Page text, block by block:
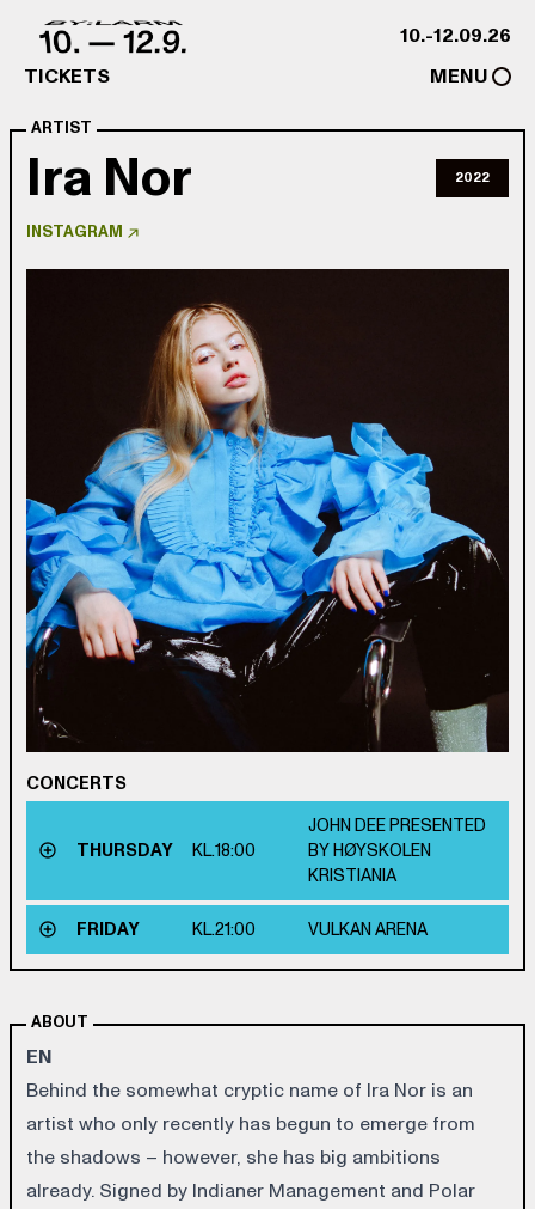
10.-12.09.26
TICKETS
MENU
ARTIST
Ira Nor 2022
INSTAGRAM
CONCERTS
THURSDAY KL.18:00
JOHN DEE PRESENTED
BY HØYSKOLEN
KRISTIANIA
FRIDAY KL.21:00 VULKAN ARENA
ABOUT
EN
Behind the somewhat cryptic name of Ira Nor is an
artist who only recently has begun to emerge from
the shadows – however, she has big ambitions
already. Signed by Indianer Management and Polar